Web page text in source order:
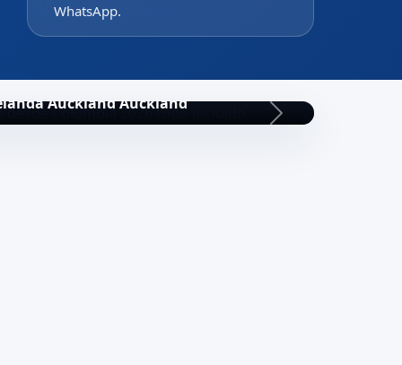
WhatsApp.
Auckland Auckland